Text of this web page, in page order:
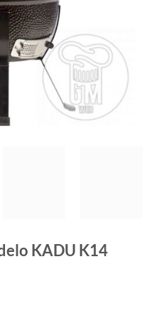
KADU K14